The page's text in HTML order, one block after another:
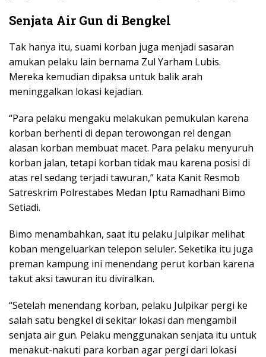
Senjata Air Gun di Bengkel
Tak hanya itu, suami korban juga menjadi sasaran
amukan pelaku lain bernama Zul Yarham Lubis.
Mereka kemudian dipaksa untuk balik arah
meninggalkan lokasi kejadian.
“Para pelaku mengaku melakukan pemukulan karena
korban berhenti di depan terowongan rel dengan
alasan korban membuat macet. Para pelaku menyuruh
korban jalan, tetapi korban tidak mau karena posisi di
atas rel sedang terjadi tawuran,” kata Kanit Resmob
Satreskrim Polrestabes Medan Iptu Ramadhani Bimo
Setiadi.
Bimo menambahkan, saat itu pelaku Julpikar melihat
koban mengeluarkan telepon seluler. Seketika itu juga
preman kampung ini menendang perut korban karena
takut aksi tawuran itu diviralkan.
“Setelah menendang korban, pelaku Julpikar pergi ke
salah satu bengkel di sekitar lokasi dan mengambil
senjata air gun. Pelaku menggunakan senjata itu untuk
menakut-nakuti para korban agar pergi dari lokasi